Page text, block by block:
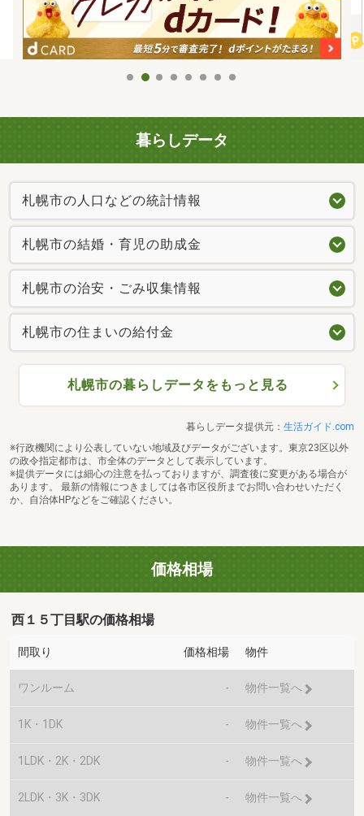
暮らしデータ
札幌市の人口などの統計情報
札幌市の結婚・育児の助成金
札幌市の治安・ごみ収集情報
札幌市の住まいの給付金
札幌市の暮らしデータをもっと見る
暮らしデータ提供元： 生活ガイド.com
※行政機関により公表していない地域及びデータがございます。東京23区以外
の政令指定都市は、市全体のデータとして表示しています。
※提供データには細心の注意を払っておりますが、調査後に変更がある場合が
あります。 最新の情報につきましては各市区役所までお問い合わせいただく
か、自治体HPなどをご確認ください。
価格相場
西１５丁目駅の価格相場
間取り 価格相場 物件
ワンルーム - 物件一覧へ
1K・1DK - 物件一覧へ
1LDK・2K・2DK - 物件一覧へ
2LDK・3K・3DK - 物件一覧へ